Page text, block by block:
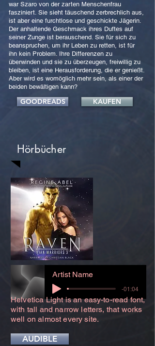
war Szaro von der zarten Menschenfrau
fasziniert. Sie sieht täuschend zerbrechlich aus,
ist aber eine furchtlose und geschickte Jägerin.
Der anhaltende Geschmack ihres Duftes auf
seiner Zunge ist berauschend. Sie für sich zu
beanspruchen, um ihr Leben zu retten, ist für
ihn kein Problem. Ihre Differenzen zu
überwinden und sie zu überzeugen, freiwillig zu
bleiben, ist eine Herausforderung, die er genießt.
Aber wird es womöglich mehr sein, als einer der
beiden bewältigen kann?
GOODREADS KAUFEN
Hörbücher
Artist Name
-01:04
Helvetica Light is an easy-to-read font,
with tall and narrow letters, that works
well on almost every site.
AUDIBLE